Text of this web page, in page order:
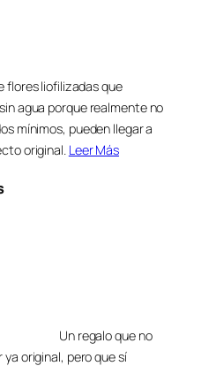
flores liofilizadas que
agua porque realmente no
mínimos, pueden llegar a
original. Leer Más
Un regalo que no
original, pero que sí